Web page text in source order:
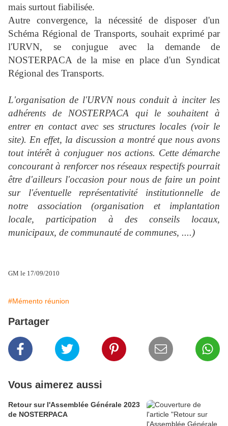
mais surtout fiabilisée.
Autre convergence, la nécessité de disposer d'un
Schéma Régional de Transports, souhait exprimé par
l'URVN, se conjugue avec la demande de
NOSTERPACA de la mise en place d'un Syndicat
Régional des Transports.
L'organisation de l'URVN nous conduit à inciter les
adhérents de NOSTERPACA qui le souhaitent à
entrer en contact avec ses structures locales (voir le
site). En effet, la discussion a montré que nous avons
tout intérêt à conjuguer nos actions. Cette démarche
concourant à renforcer nos réseaux respectifs pourrait
être d'ailleurs l'occasion pour nous de faire un point
sur l'éventuelle représentativité institutionnelle de
notre association (organisation et implantation
locale, participation à des conseils locaux,
municipaux, de communauté de communes, ....)
GM le 17/09/2010
#Mémento réunion
Partager
Vous aimerez aussi
Retour sur l'Assemblée Générale 2023
de NOSTERPACA